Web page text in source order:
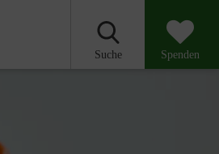
Suche Spenden